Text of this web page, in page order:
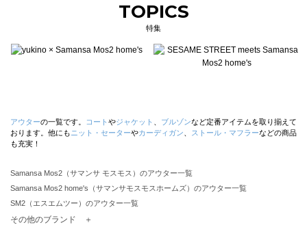
TOPICS
特集
アウターの一覧です。 コート やジャケット ブルゾンなど定番アイテムを取り揃えて
おります。他にも ニット・セーターやカーディガン ストール・マフラーなどの商品
も充実！
Samansa Mos2（サマンサ モスモス）のアウター一覧
Samansa Mos2 home's（サマンサモスモスホームズ）のアウター一覧
SM2（エスエムツー）のアウター一覧
TSUHARU by Samansa Mos2（ツハルバイサマンサモスモス）のアウター一覧
その他のブランド ＋